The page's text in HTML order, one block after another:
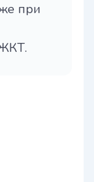
при